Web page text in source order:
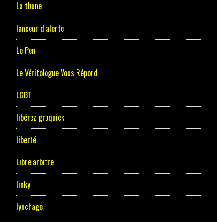
La thune
lanceur d alerte
Le Pen
Le Véritologue Vous Répond
LGBT
libérez groquick
liberté
Libre arbitre
linky
lynchage